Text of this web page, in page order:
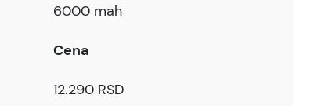
6000 mah
Cena
12.290 RSD